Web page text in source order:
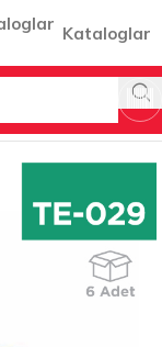
Kataloglar
& AKSESUARLARI